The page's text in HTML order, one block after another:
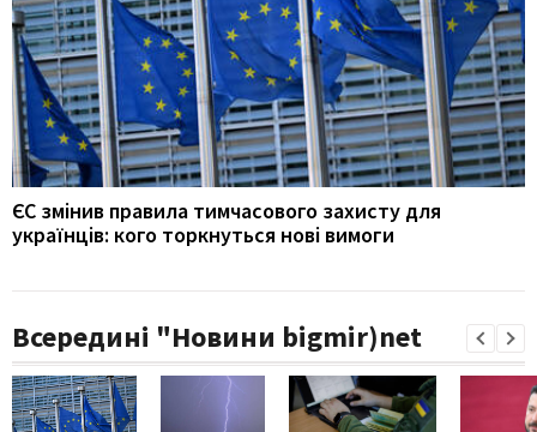
ЄС змінив правила тимчасового захисту для
українців: кого торкнуться нові вимоги
Всередині "Новини bigmir)net